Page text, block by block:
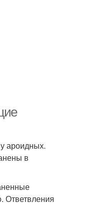
ароидных.
в
Ответвления